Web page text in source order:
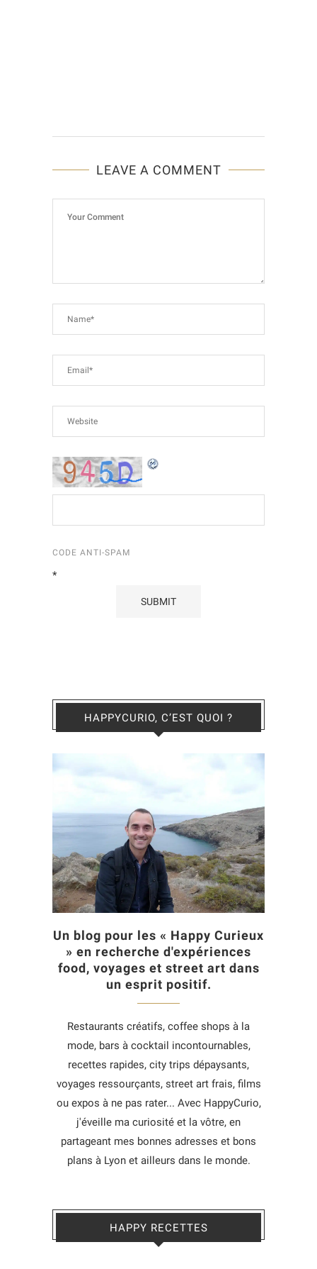
LEAVE A COMMENT
CODE ANTI-SPAM
*
HAPPYCURIO, C’EST QUOI ?
Un blog pour les « Happy Curieux
» en recherche d'expériences
food, voyages et street art dans
un esprit positif.
Restaurants créatifs, coffee shops à la
mode, bars à cocktail incontournables,
recettes rapides, city trips dépaysants,
voyages ressourçants, street art frais, films
ou expos à ne pas rater... Avec HappyCurio,
j'éveille ma curiosité et la vôtre, en
partageant mes bonnes adresses et bons
plans à Lyon et ailleurs dans le monde.
HAPPY RECETTES